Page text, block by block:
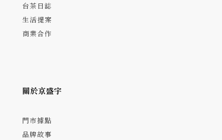
台茶日誌
生活提案
商業合作
關於京盛宇
門市據點
品牌故事